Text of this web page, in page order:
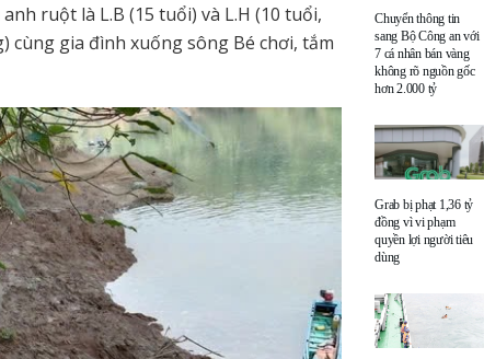
ruột là L.B (15 tuổi) và L.H (10 tuổi,
cùng gia đình xuống sông Bé chơi, tắm
Chuyển thông tin
sang Bộ Công an với
7 cá nhân bán vàng
không rõ nguồn gốc
hơn 2.000 tỷ
Grab bị phạt 1,36 tỷ
đồng vì vi phạm
quyền lợi người tiêu
dùng